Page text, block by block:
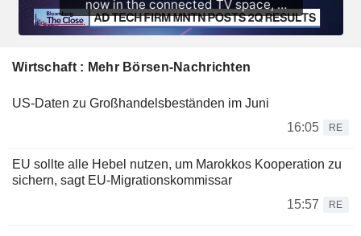
Wirtschaft : Mehr Börsen-Nachrichten
US-Daten zu Großhandelsbeständen im Juni
16:05
RE
EU sollte alle Hebel nutzen, um Marokkos Kooperation zu
sichern, sagt EU-Migrationskommissar
15:57
RE